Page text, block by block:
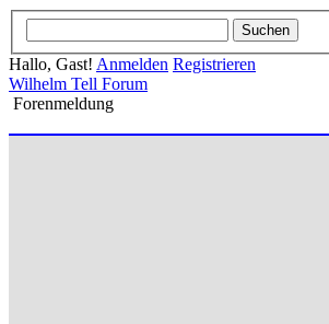
Hallo, Gast! Anmelden Registrieren
Wilhelm Tell Forum
Forenmeldung